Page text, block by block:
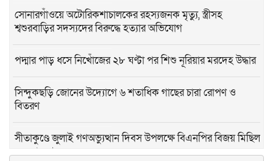
সোনারগাঁওয়ে অটোরিকশাচালকের রহস্যজনক মৃত্যু, স্ত্রীসহ
শ্বশুরবাড়ির সদস্যদের বিরুদ্ধে হত্যার অভিযোগ
পদ্মার পাড় ধসে নিখোঁজের ২৮ ঘণ্টা পর শিশু নূরিয়ার মরদেহ উদ্ধার
সিন্দুকছড়ি জোনের উদ্যোগে ৬ শতাধিক গাছের চারা রোপণ ও
বিতরণ
সীতাকুণ্ডে জুলাই গণঅভ্যুত্থান দিবস উপলক্ষে বিএনপির বিজয় মিছিল
ও সমাবেশ